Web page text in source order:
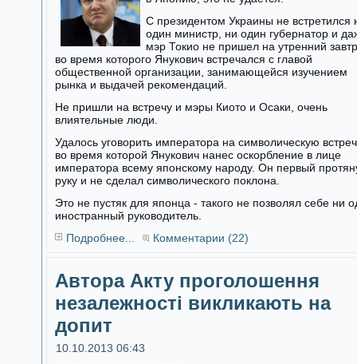
С президентом Украины не встретился
один министр, ни один губернатор и
мэр Токио не пришел на утренний
во время которого Янукович встречался с главой
общественной организации, занимающейся изучением
рынка и выдачей рекомендаций.
Не пришли на встречу и мэры Киото и Осаки, очень
влиятельные люди.
Удалось уговорить императора на символическую
во время которой Янукович нанес оскорбление в лице
императора всему японскому народу. Он первый
руку и не сделал символического поклона.
Это не пустяк для японца - такого не позволял себе ни
иностранный руководитель.
Подробнее...
Комментарии (22)
Автора Акту проголошення
незалежності викликають на
допит
10.10.2013 06:43